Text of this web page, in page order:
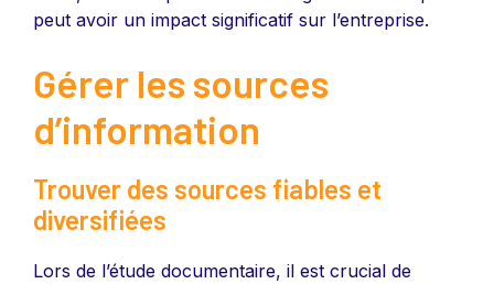
peut avoir un impact significatif sur l’entreprise.
Gérer les sources
d’information
Trouver des sources fiables et
diversifiées
Lors de l’étude documentaire, il est crucial de